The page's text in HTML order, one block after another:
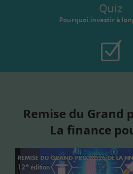
Quiz
Pourquoi investir à
Remise du Grand
La finance